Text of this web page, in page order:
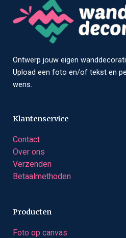
Ontwerp jouw eigen
Upload een foto en/of tekst en
wens.
Klantenservice
Contact
Over ons
Verzenden
Betaalmethoden
Producten
Foto op canvas